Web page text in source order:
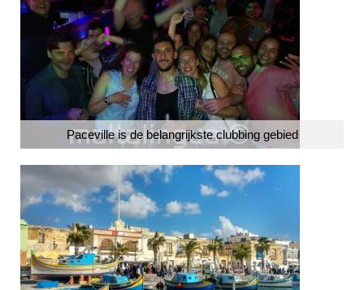
Paceville is de belangrijkste clubbing gebied